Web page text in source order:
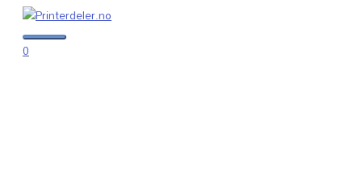
Hopp
rett
innholdet
Hovedmeny
0
Xerox
C8235/45/55
B8245/B8255